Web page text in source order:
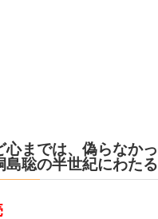
までは、偽らなか
聡の半世紀にわた